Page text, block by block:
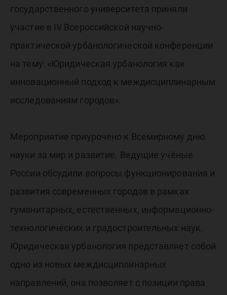
государственного университета приняли
участие в IV Всероссийской научно-
практической урбанологической конференции
на тему: «Юридическая урбанология как
инновационный подход к междисциплинарным
исследованиям городов».
Мероприятие приурочено к Всемирному дню
науки за мир и развитие. Ведущие учёные
России обсудили вопросы функционирования и
развития современных городов в рамках
гуманитарных, естественных, информационно-
технологических и градостроительных наук.
Юридическая урбанология представляет собой
одно из новых междисциплинарных
направлений, она позволяет с позиции права